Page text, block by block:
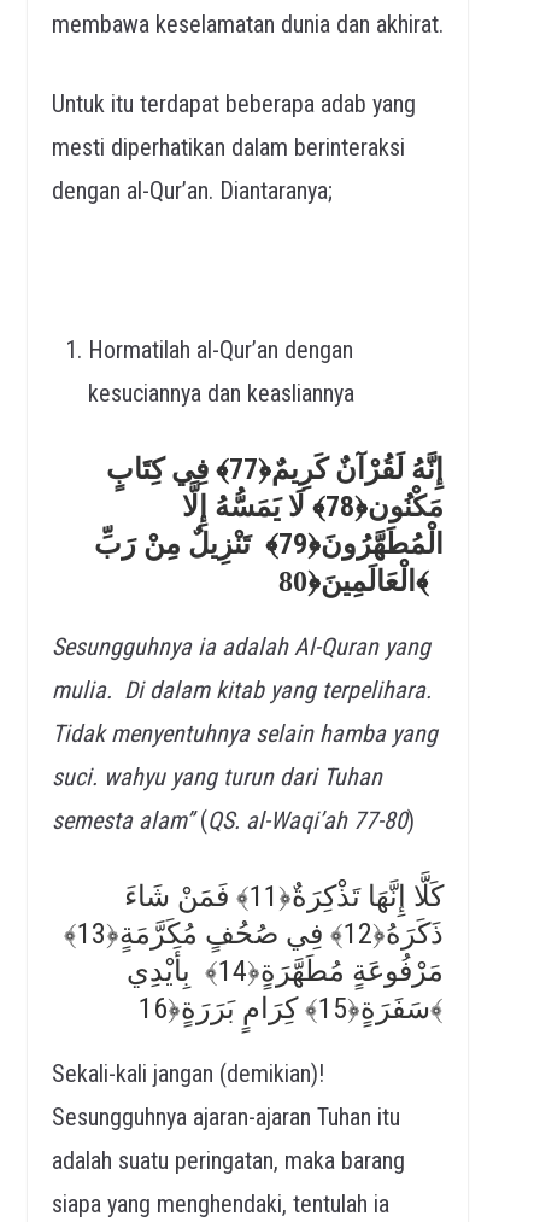
membawa keselamatan dunia dan akhirat.
Untuk itu terdapat beberapa adab yang
mesti diperhatikan dalam berinteraksi
dengan al-Qur’an. Diantaranya;
Hormatilah al-Qur’an dengan
kesuciannya dan keasliannya
إِنَّهُ لَقُرْآنٌ كَرِيمٌ﴿77﴾ فِي كِتَابٍ
مَكْنُون﴿78﴾ لَا يَمَسُّهُ إِلَّا
الْمُطَهَّرُونَ﴿79﴾ تَنْزِيلٌ مِنْ رَبِّ
الْعَالَمِينَ﴿ 80﴾
Sesungguhnya ia adalah Al-Quran yang
mulia. Di dalam kitab yang terpelihara.
Tidak menyentuhnya selain hamba yang
suci. wahyu yang turun dari Tuhan
semesta alam”(QS. al-Waqi’ah 77-80)
كَلَّا إِنَّهَا تَذْكِرَةٌ﴿11﴾ فَمَنْ شَاءَ
ذَكَرَهُ﴿12﴾ فِي صُحُفٍ مُكَرَّمَةٍ﴿13﴾
مَرْفُوعَةٍ مُطَهَّرَةٍ﴿14﴾ بِأَيْدِي
سَفَرَةٍ﴿15﴾ كِرَامٍ بَرَرَةٍ﴿16﴾
Sekali-kali jangan (demikian)!
Sesungguhnya ajaran-ajaran Tuhan itu
adalah suatu peringatan, maka barang
siapa yang menghendaki, tentulah ia